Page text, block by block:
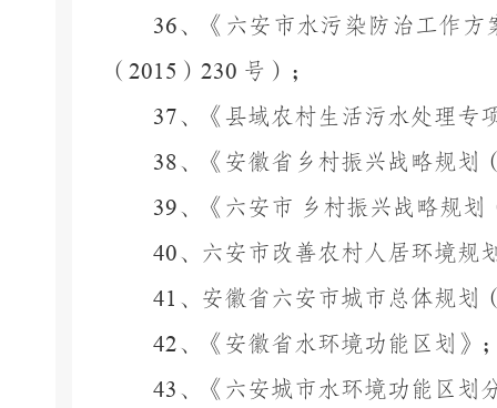
36、《六安市水污染防治工作
（ 2015 ） 230 号）；
37、《县域农村生活污水处理专
38、《安徽省乡村振兴战略规划
39、《六安市 乡村振兴战略规划
40、六安市改善农村人居环境规
41 、安徽省六安市城市总体规划
42、《安徽省水环境功能区划》
43 、《六安城市水环境功能区划